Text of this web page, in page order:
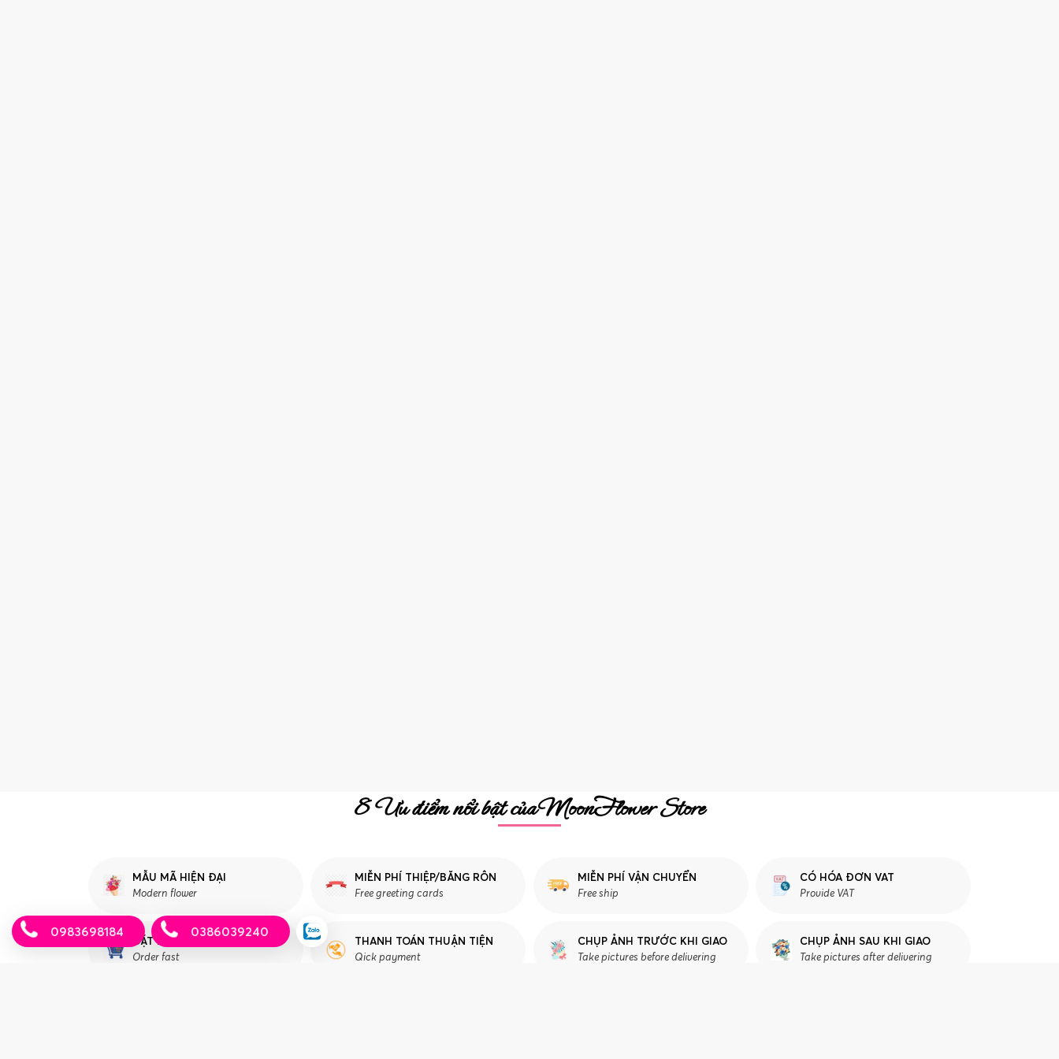
8 Ưu điểm nổi bật của MoonFlower Store
MẪU MÃ HIỆN ĐẠI
Modern flower
MIỄN PHÍ THIỆP/BĂNG RÔN
Free greeting cards
MIỄN PHÍ VẬN CHUYỂN
Free ship
CÓ HÓA ĐƠN VAT
Provide VAT
ĐẶT HÀNG NHANH
Order fast
THANH TOÁN THUẬN TIỆN
Qick payment
CHỤP ẢNH TRƯỚC KHI GIAO
Take pictures before delivering
CHỤP ẢNH SAU KHI GIAO
Take pictures after delivering
0983698184 0386039240